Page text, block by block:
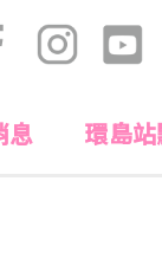
息 環島